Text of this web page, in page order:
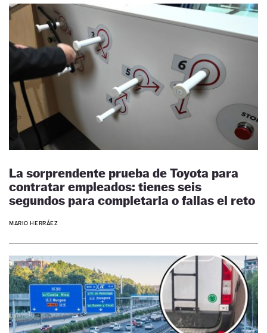
La sorprendente prueba de Toyota para
contratar empleados: tienes seis
segundos para completarla o fallas el reto
MARIO HERRÁEZ